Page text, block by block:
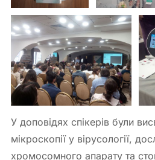
У доповідях спікерів були
мікроскопії у вірусології,
хромосомного апарату та